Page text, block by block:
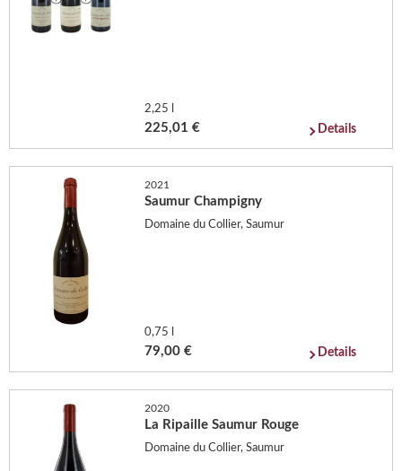
2,25 l
225,01 € Details
2021
Saumur Champigny
Domaine du Collier, Saumur
0,75 l
79,00 € Details
2020
La Ripaille Saumur Rouge
Domaine du Collier, Saumur